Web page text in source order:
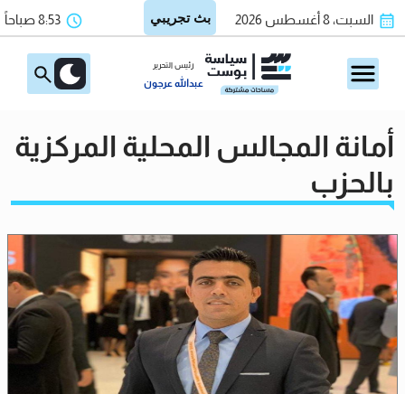
السبت، 8 أغسطس 2026 8:53 صباحاً
رئيس التحرير
عبدالله عرجون
أمانة المجالس المحلية المركزية
بالحزب